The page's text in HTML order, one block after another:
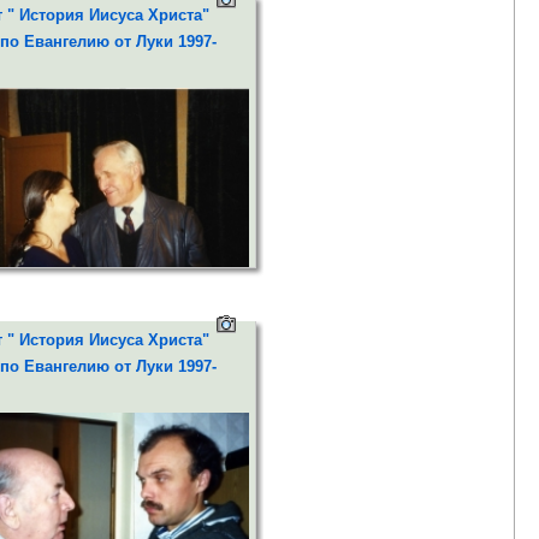
Писаренко и "Искуситель"
" История Иисуса Христа"
Евангелию от Луки 1997-
" История Иисуса Христа"
Евангелию от Луки 1997-